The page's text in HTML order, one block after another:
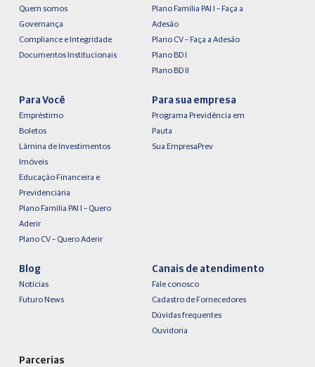
Quem somos
Governança
Compliance e Integridade
Documentos Institucionais
Plano Família PAI I – Faça a
Adesão
Plano CV – Faça a Adesão
Plano BD I
Plano BD II
Para Você
Empréstimo
Boletos
Lâmina de Investimentos
Imóveis
Educação Financeira e
Previdenciária
Plano Família PAI I – Quero
Aderir
Plano CV – Quero Aderir
Para sua empresa
Programa Previdência em
Pauta
Sua EmpresaPrev
Blog
Notícias
Futuro News
Canais de atendimento
Fale conosco
Cadastro de Fornecedores
Dúvidas frequentes
Ouvidoria
Parcerias